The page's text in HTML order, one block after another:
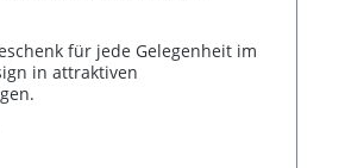
für jede Gelegenheit im
in attraktiven